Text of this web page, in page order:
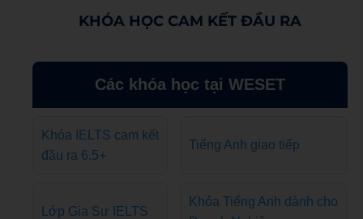
KHÓA HỌC CAM KẾT ĐẦU RA
Các khóa học tại WESET
Khóa IELTS cam kết
đầu ra 6.5+
Tiếng Anh giao tiếp
Lớp Gia Sư IELTS
Khóa Tiếng Anh dành cho